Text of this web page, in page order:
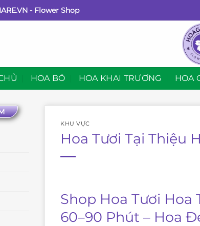
- Flower Shop
HOA BÓ HOA KHAI TRƯƠNG HOA
KHU VỰC
Hoa Tươi Tại Thiệu
Shop Hoa Tươi Hoa
60–90 Phút – Hoa